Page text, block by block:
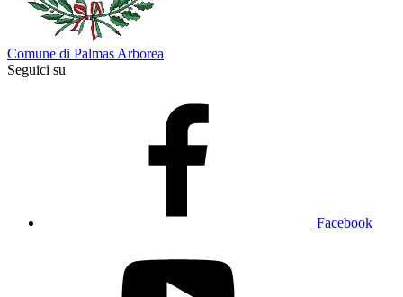
Comune di Palmas Arborea
Seguici su
Facebook